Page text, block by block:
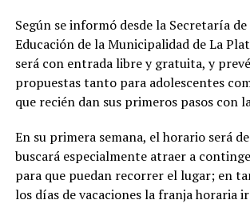
Según se informó desde la Secretaría
Educación de la Municipalidad de La
será con entrada libre y gratuita, y
propuestas tanto para adolescentes
que recién dan sus primeros pasos con
En su primera semana, el horario será
buscará especialmente atraer a
para que puedan recorrer el lugar; en
los días de vacaciones la franja horaria